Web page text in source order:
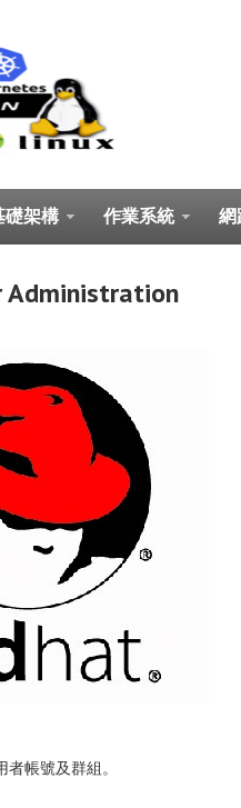
礎架構 作業系統 網
Administration
帳號及群組。